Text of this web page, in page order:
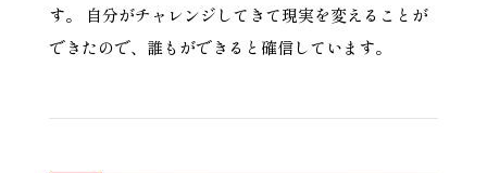
す。 自分がチャレンジしてきて現実を変えることが
できたので、誰もができると確信しています。